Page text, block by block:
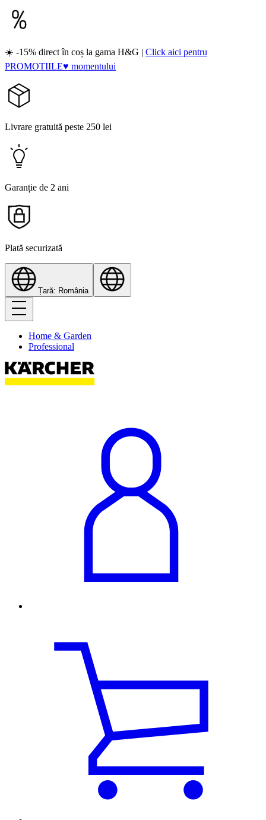
☀️ -15% direct în coș la gama H&G | Click aici pentru
PROMOTIILE♥ momentului
Livrare gratuită peste 250 lei
Garanție de 2 ani
Plată securizată
Țară: România
Home & Garden
Professional